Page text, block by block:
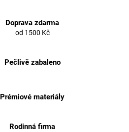
Doprava zdarma
od 1500 Kč
Pečlivě zabaleno
Prémiové materiály
Rodinná firma